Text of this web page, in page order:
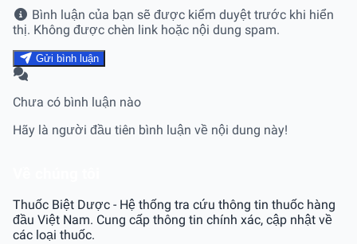
Bình luận của bạn sẽ được kiểm duyệt trước khi hiển
thị. Không được chèn link hoặc nội dung spam.
Gửi bình luận
Chưa có bình luận nào
Hãy là người đầu tiên bình luận về nội dung này!
Thuốc Biệt Dược - Hệ thống tra cứu thông tin thuốc hàng
đầu Việt Nam. Cung cấp thông tin chính xác, cập nhật về
các loại thuốc.